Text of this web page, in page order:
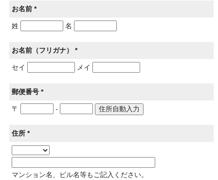
お名前 *
姓 名
お名前（フリガナ） *
セイ メイ
郵便番号 *
〒 -
住所 *
マンション名、ビル名等もご記入ください。